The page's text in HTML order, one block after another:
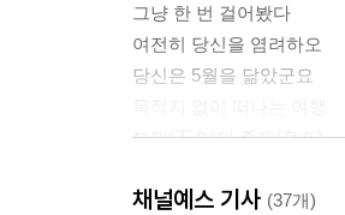
그냥 한 번 걸어봤다
여전히 당신을 염려하오
당신은 5월을 닮았군요
부재(不在)의 존재(存在)
진짜 사과는 아프다
채널예스 기사 (37개)